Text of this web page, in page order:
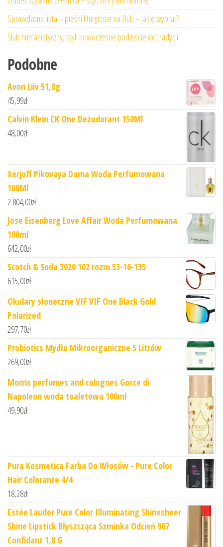
Sprawdzona lista – pieśni liturgiczne na ślub – jakie wybrać?
Ślub humanistyczny, czyli nowoczesne podejście do tradycji
Podobne
Avon Liiv 51,8g
45,99zł
Calvin Klein CK One Dezodorant 150Ml
48,00zł
Xerjoff Pikovaya Dama Woda Perfumowana
100Ml
2 804,00zł
Jose Eisenberg Love Affair Woda Perfumowana
100ml
642,00zł
Scotch & Soda 3020 102 rozm.53-16-135
615,00zł
Okulary słoneczne VIF VIF One Black Gold
Polarized
297,70zł
Probiotics Mydło Mikroorganiczne 5 Litrów
269,00zł
Morris perfumes and colognes Gocce di
Napoleon woda toaletowa 100ml
49,90zł
Pura Kosmetica Farba Do Włosów - Pure Color
Hair Colorante 4/4
18,28zł
Estée Lauder Pure Color Illuminating Shinesheer
Shine Lipstick Błyszcząca Szminka Odcień 907
Confidant 1,8 G